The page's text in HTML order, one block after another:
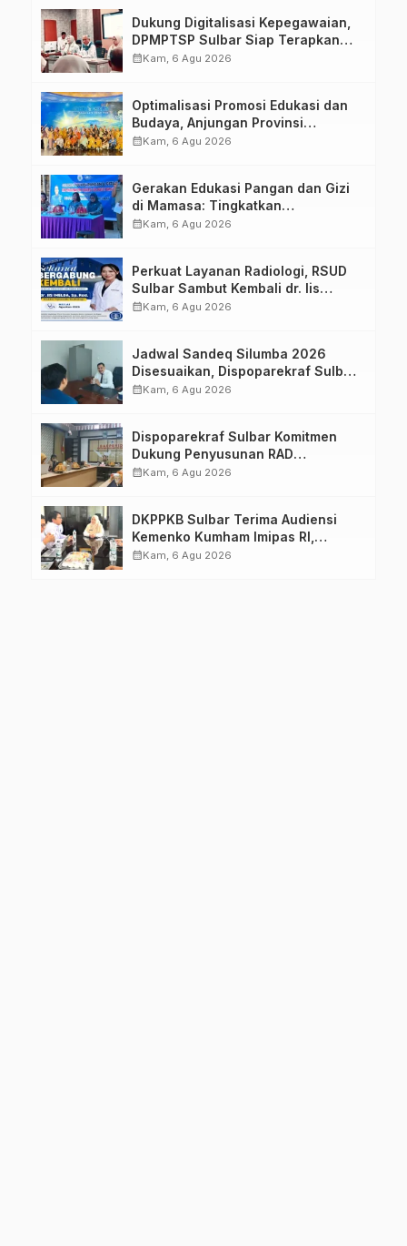
Dukung Digitalisasi Kepegawaian,
DPMPTSP Sulbar Siap Terapkan
Aplikasi FLEKSI ASN
calendar_monthKam, 6 Agu 2026
Optimalisasi Promosi Edukasi dan
Budaya, Anjungan Provinsi
Sulawesi Barat Perkuat Kolaborasi
calendar_monthKam, 6 Agu 2026
Gerakan Edukasi Pangan dan Gizi
di Mamasa: Tingkatkan
Pengetahuan dan Keterampilan
calendar_monthKam, 6 Agu 2026
Perkuat Layanan Radiologi, RSUD
Sulbar Sambut Kembali dr. Iis
Imelda, Sp.Rad
calendar_monthKam, 6 Agu 2026
Jadwal Sandeq Silumba 2026
Disesuaikan, Dispoparekraf Sulbar
Pastikan Persiapan Tetap
calendar_monthKam, 6 Agu 2026
Dispoparekraf Sulbar Komitmen
Dukung Penyusunan RAD
TPB/SDGs Sulawesi Barat
calendar_monthKam, 6 Agu 2026
DKPPKB Sulbar Terima Audiensi
Kemenko Kumham Imipas RI,
Perkuat Pelayanan Kesehatan bagi
calendar_monthKam, 6 Agu 2026